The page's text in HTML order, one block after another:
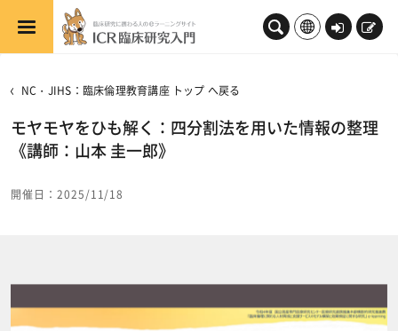
メインコンテンツへスキップする
ロ
新
NC・JIHS：臨床倫理教育講座 トップ へ戻る
モヤモヤをひも解く：四分割法を用いた情報の整理
《講師：山本 圭一郎》
開催日：2025/11/18